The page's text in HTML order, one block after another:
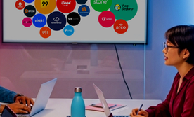
Inteligência Artificial Endomarketing
B2B Estratégia